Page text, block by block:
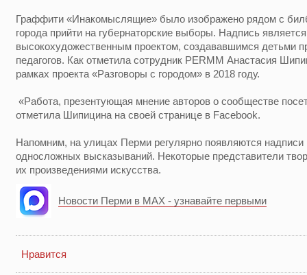
Граффити «Инакомыслящие» было изображено рядом с
города прийти на губернаторские выборы. Надпись
высокохудожественным проектом, создававшимся детьми
педагогов. Как отметила сотрудник PERMM Анастасия
рамках проекта «Разговоры с городом» в 2018 году.
«Работа, презентующая мнение авторов о сообществе
отметила Шипицина на своей странице в Facebook.
Напомним, на улицах Перми регулярно появляются надписи
односложных высказываний. Некоторые представители
их произведениями искусства.
Новости Перми в MAX - узнавайте первыми
Нравится